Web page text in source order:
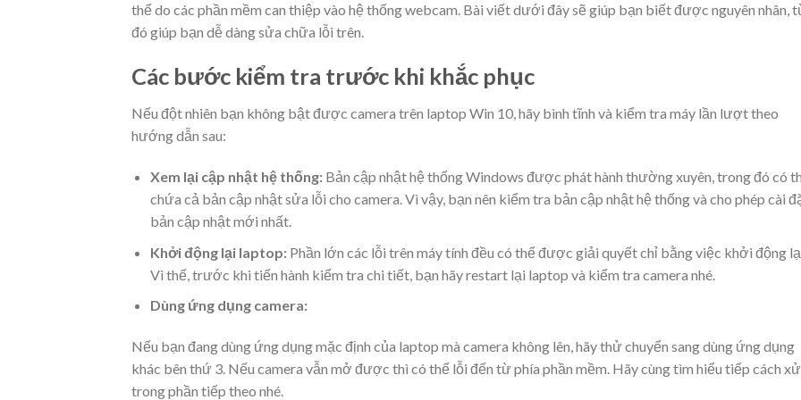
thể do các phần mềm can thiệp vào hệ thống webcam. Bài viết dưới đây sẽ giúp bạn biết được nguyên nhân,
đó giúp bạn dễ dàng sửa chữa lỗi trên.
Các bước kiểm tra trước khi khắc phục
Nếu đột nhiên bạn không bật được camera trên laptop Win 10, hãy bình tĩnh và kiểm tra máy lần lượt theo
hướng dẫn sau:
Xem lại cập nhật hệ thống:Bản cập nhật hệ thống Windows được phát hành thường xuyên, trong đó có
chứa cả bản cập nhật sửa lỗi cho camera. Vì vậy, bạn nên kiểm tra bản cập nhật hệ thống và cho phép cài
bản cập nhật mới nhất.
Khởi động lại laptop: Phần lớn các lỗi trên máy tính đều có thể được giải quyết chỉ bằng việc khởi động
Vì thế, trước khi tiến hành kiểm tra chi tiết, bạn hãy restart lại laptop và kiểm tra camera nhé.
Dùng ứng dụng camera:
Nếu bạn đang dùng ứng dụng mặc định của laptop mà camera không lên, hãy thử chuyển sang dùng ứng dụng
khác bên thứ 3. Nếu camera vẫn mở được thì có thể lỗi đến từ phía phần mềm. Hãy cùng tìm hiểu tiếp cách
trong phần tiếp theo nhé.